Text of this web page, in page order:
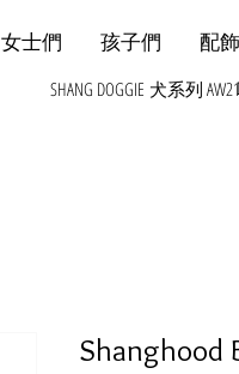
女士們 孩子們 配飾
SHANG DOGGIE 犬系列 AW21
Shanghood